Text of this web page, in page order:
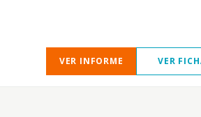
VER INFORME VER